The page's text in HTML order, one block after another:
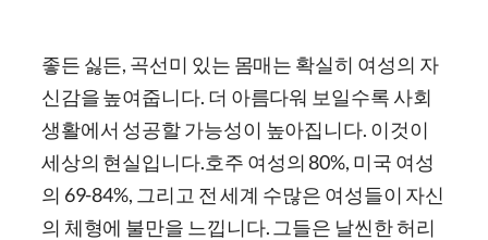
좋든 싫든, 곡선미 있는 몸매는 확실히 여성의 자
신감을 높여줍니다. 더 아름다워 보일수록 사회
생활에서 성공할 가능성이 높아집니다. 이것이
세상의 현실입니다.호주 여성의 80%, 미국 여성
의 69-84%, 그리고 전 세계 수많은 여성들이 자신
의 체형에 불만을 느낍니다. 그들은 날씬한 허리